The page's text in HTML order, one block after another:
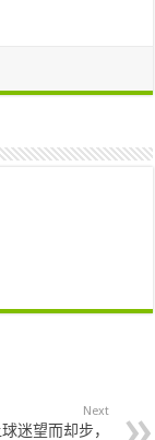
Next
迷望而却步，